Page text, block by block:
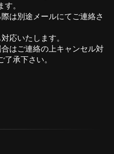
。
は別途メールにてご連絡さ
応いたします。
はご連絡の上キャンセル対
承下さい。